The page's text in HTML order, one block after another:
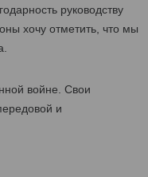
руководству
хочу отметить, что мы
войне. Свои
и